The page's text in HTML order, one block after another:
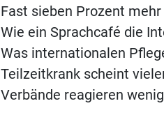
Fast sieben Prozent
Wie ein Sprachcafé die
Was internationalen
Teilzeitkrank scheint
Verbände reagieren